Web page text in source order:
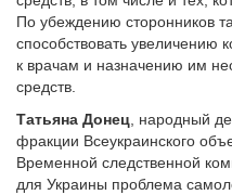
По убеждению сторонников
способствовать увеличению
к врачам и назначению им
средств.
Татьяна Донец , народный
фракции Всеукраинского
Временной следственной
для Украины проблема